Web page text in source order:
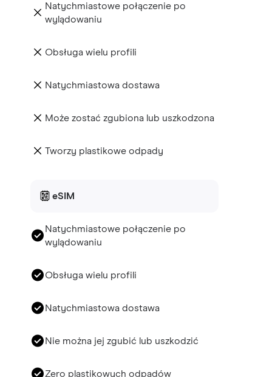
Natychmiastowe połączenie po
wylądowaniu
Obsługa wielu profili
Natychmiastowa dostawa
Może zostać zgubiona lub uszkodzona
Tworzy plastikowe odpady
eSIM
Natychmiastowe połączenie po
wylądowaniu
Obsługa wielu profili
Natychmiastowa dostawa
Nie można jej zgubić lub uszkodzić
Zero plastikowych odpadów